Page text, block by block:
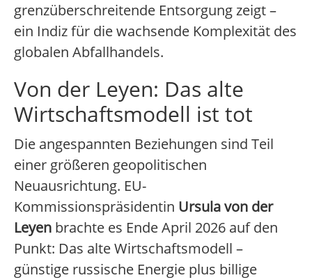
grenzüberschreitende Entsorgung zeigt –
ein Indiz für die wachsende Komplexität des
globalen Abfallhandels.
Von der Leyen: Das alte
Wirtschaftsmodell ist tot
Die angespannten Beziehungen sind Teil
einer größeren geopolitischen
Neuausrichtung. EU-
Kommissionspräsidentin Ursula von der
Leyen brachte es Ende April 2026 auf den
Punkt: Das alte Wirtschaftsmodell –
günstige russische Energie plus billige